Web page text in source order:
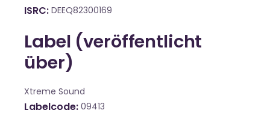
ISRC DEEQ82300169
Label (veröffentlicht
über)
Xtreme Sound
Labelcode 09413